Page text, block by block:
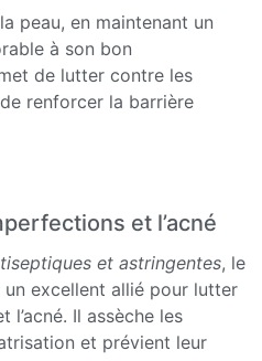
peau, en maintenant un
à son bon
de lutter contre les
renforcer la barrière
et l’acné
et astringentes, le
excellent allié pour lutter
Il assèche les
et prévient leur